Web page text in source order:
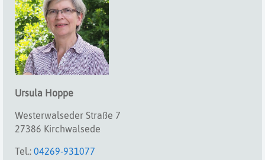
Ursula Hoppe
Westerwalseder Straße 7
27386 Kirchwalsede
Tel.: 04269-931077